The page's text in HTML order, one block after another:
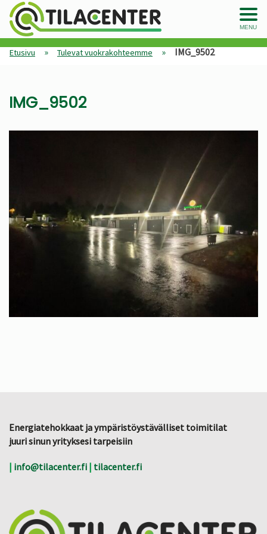
MENU
Etusivu » Tulevat vuokrakohteemme » IMG_9502
IMG_9502
Energiatehokkaat ja ympäristöystävälliset toimitilat
juuri sinun yrityksesi tarpeisiin
| info@tilacenter.fi | tilacenter.fi